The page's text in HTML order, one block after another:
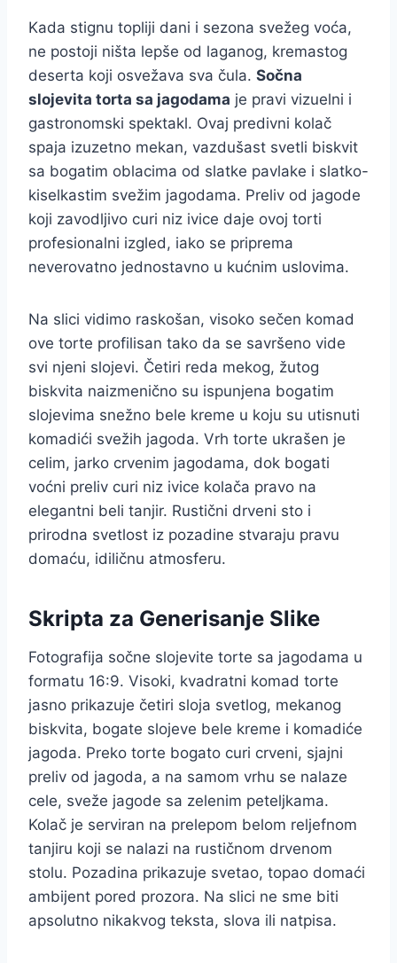
Kada stignu topliji dani i sezona svežeg voća,
ne postoji ništa lepše od laganog, kremastog
deserta koji osvežava sva čula. Sočna
slojevita torta sa jagodama je pravi vizuelni i
gastronomski spektakl. Ovaj predivni kolač
spaja izuzetno mekan, vazdušast svetli biskvit
sa bogatim oblacima od slatke pavlake i slatko-
kiselkastim svežim jagodama. Preliv od jagode
koji zavodljivo curi niz ivice daje ovoj torti
profesionalni izgled, iako se priprema
neverovatno jednostavno u kućnim uslovima.
Na slici vidimo raskošan, visoko sečen komad
ove torte profilisan tako da se savršeno vide
svi njeni slojevi. Četiri reda mekog, žutog
biskvita naizmenično su ispunjena bogatim
slojevima snežno bele kreme u koju su utisnuti
komadići svežih jagoda. Vrh torte ukrašen je
celim, jarko crvenim jagodama, dok bogati
voćni preliv curi niz ivice kolača pravo na
elegantni beli tanjir. Rustični drveni sto i
prirodna svetlost iz pozadine stvaraju pravu
domaću, idiličnu atmosferu.
Skripta za Generisanje Slike
Fotografija sočne slojevite torte sa jagodama u
formatu 16:9. Visoki, kvadratni komad torte
jasno prikazuje četiri sloja svetlog, mekanog
biskvita, bogate slojeve bele kreme i komadiće
jagoda. Preko torte bogato curi crveni, sjajni
preliv od jagoda, a na samom vrhu se nalaze
cele, sveže jagode sa zelenim peteljkama.
Kolač je serviran na prelepom belom reljefnom
tanjiru koji se nalazi na rustičnom drvenom
stolu. Pozadina prikazuje svetao, topao domaći
ambijent pored prozora. Na slici ne sme biti
apsolutno nikakvog teksta, slova ili natpisa.